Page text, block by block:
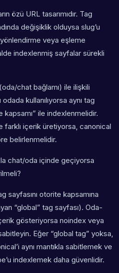
özü URL tasarımıdır. Tag
değişiklik olduysa slug’u
veya eşleme
indexlenmiş sayfalar sürekli
chat bağlamı) ile ilişkili
kullanılıyorsa aynı tag
ile indexlenmelidir.
farklı içerik üretiyorsa, canonical
belirlenmelidir.
chat/oda içinde geçiyorsa
sayfasını otorite kapsamına
“global” tag sayfası). Oda-
gösteriyorsa noindex veya
Eğer “global tag” yoksa,
aynı mantıkla sabitlemek ve
indexlemek daha güvenlidir.